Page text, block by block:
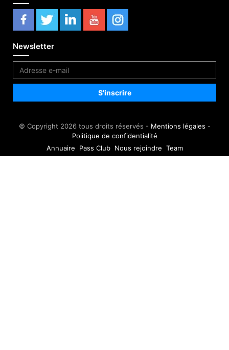
Newsletter
© Copyright 2026 tous droits réservés - Mentions légales -
Politique de confidentialité
Annuaire
Pass Club Nous rejoindre Team